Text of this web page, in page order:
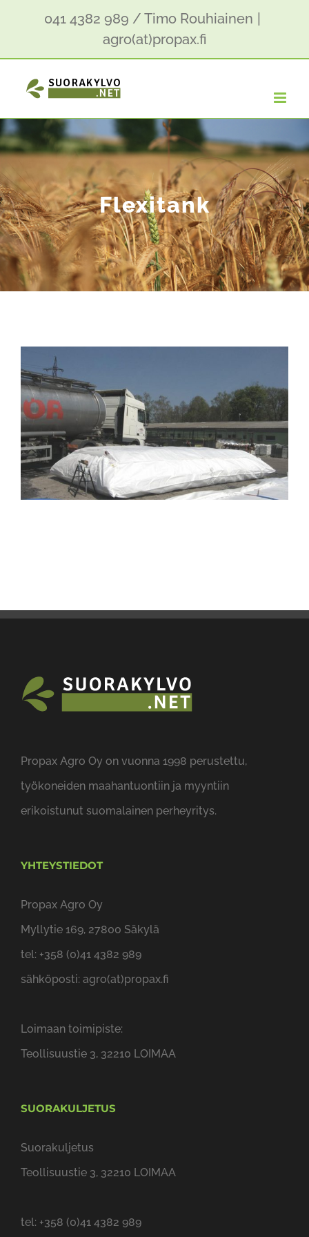
content
041 4382 989 / Timo Rouhiainen
agro(at)propax.fi
Flexitank
Propax Agro Oy on vuonna 1998 perustettu,
työkoneiden maahantuontiin ja myyntiin
erikoistunut suomalainen perheyritys.
YHTEYSTIEDOT
Propax Agro Oy
Myllytie 169, 27800 Säkylä
tel: +358 (0)41 4382 989
sähköposti: agro(at)propax.fi
Loimaan toimipiste:
Teollisuustie 3, 32210 LOIMAA
SUORAKULJETUS
Suorakuljetus
Teollisuustie 3, 32210 LOIMAA
tel: +358 (0)41 4382 989